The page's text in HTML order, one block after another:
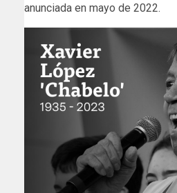
anunciada en mayo de 2022.